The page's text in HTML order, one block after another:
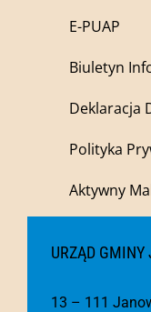
E-PUAP
Biuletyn
Deklaracja
Polityka
Aktywny
URZĄD GMINY
13 – 111